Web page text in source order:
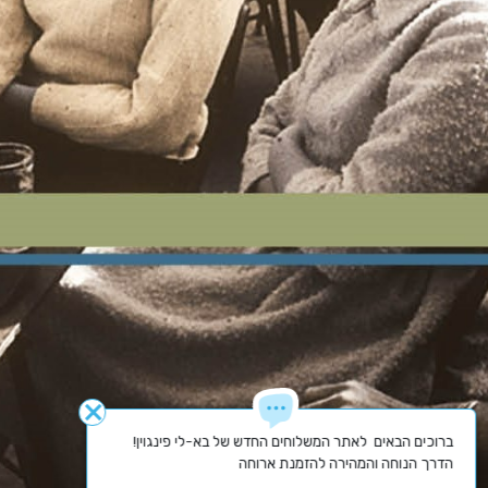
close
ברוכים הבאים  לאתר המשלוחים החדש של בא-לי פינגוין!
הדרך הנוחה והמהירה להזמנת ארוחה